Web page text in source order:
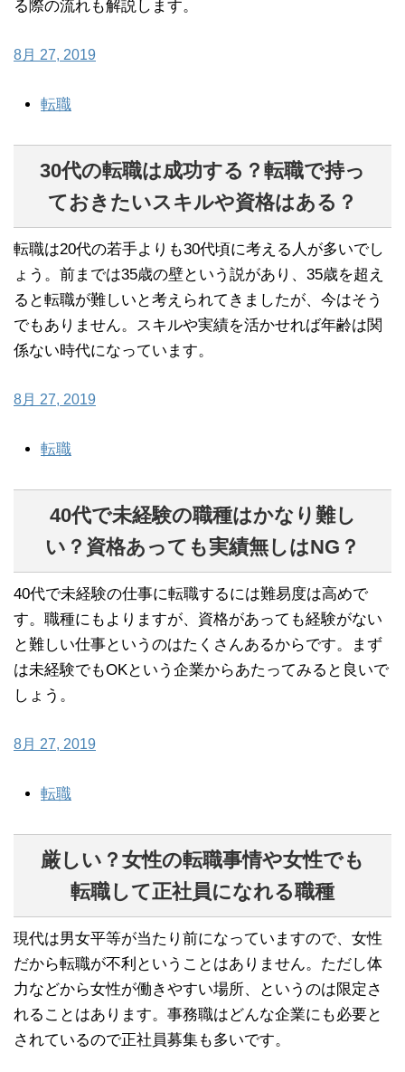
る際の流れも解説します。
8月 27, 2019
転職
30代の転職は成功する？転職で持っ
ておきたいスキルや資格はある？
転職は20代の若手よりも30代頃に考える人が多いでし
ょう。前までは35歳の壁という説があり、35歳を超え
ると転職が難しいと考えられてきましたが、今はそう
でもありません。スキルや実績を活かせれば年齢は関
係ない時代になっています。
8月 27, 2019
転職
40代で未経験の職種はかなり難し
い？資格あっても実績無しはNG？
40代で未経験の仕事に転職するには難易度は高めで
す。職種にもよりますが、資格があっても経験がない
と難しい仕事というのはたくさんあるからです。まず
は未経験でもOKという企業からあたってみると良いで
しょう。
8月 27, 2019
転職
厳しい？女性の転職事情や女性でも
転職して正社員になれる職種
現代は男女平等が当たり前になっていますので、女性
だから転職が不利ということはありません。ただし体
力などから女性が働きやすい場所、というのは限定さ
れることはあります。事務職はどんな企業にも必要と
されているので正社員募集も多いです。